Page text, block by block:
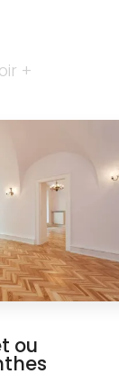
+
ou